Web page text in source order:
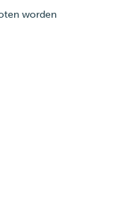
worden